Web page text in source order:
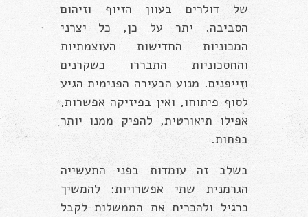
של דולרים בעוון הזיוף וזיהום
הסביבה. יתר על כן, כל יצרני
המכוניות החדישות העוצמתיות
והחסכוניות התבררו כשקרנים
וזייפנים. מנוע הבעירה הפנימית הגיע
לסוף פיתוחו, ואין בפיזיקה אפשרות,
אפילו תיאורטית, להפיק ממנו יותר
בפחות.
בשלב זה עומדות בפני התעשייה
הגרמנית שתי אפשרויות: להמשיך
כרגיל ולהכריח את הממשלות לקבל